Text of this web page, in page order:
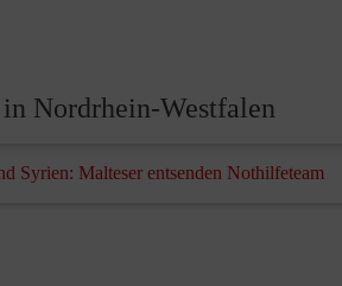
Nordrhein-Westfalen
Syrien: Malteser entsenden Nothilfeteam